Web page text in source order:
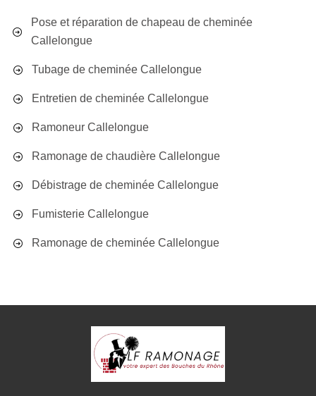
Pose et réparation de chapeau de cheminée
Callelongue
Tubage de cheminée Callelongue
Entretien de cheminée Callelongue
Ramoneur Callelongue
Ramonage de chaudière Callelongue
Débistrage de cheminée Callelongue
Fumisterie Callelongue
Ramonage de cheminée Callelongue